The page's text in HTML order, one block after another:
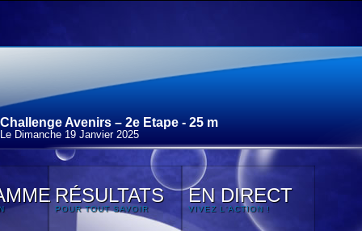
Challenge Avenirs – 2e Etape - 25 m
Le Dimanche 19 Janvier 2025
RÉSULTATS
POUR TOUT SAVOIR
EN DIRECT
VIVEZ L'ACTION !